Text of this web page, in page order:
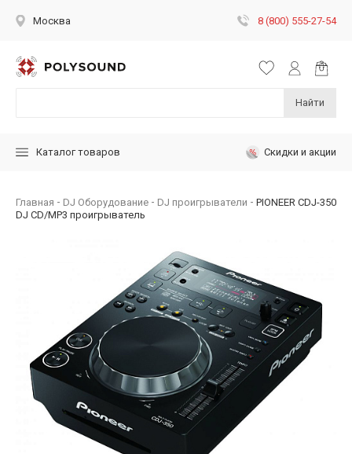
Москва 8 (800) 555-27-54
Найти
Каталог товаров Скидки и акции
Главная DJ Оборудование DJ проигрыватели
PIONEER CDJ-350
DJ CD/MP3 проигрыватель